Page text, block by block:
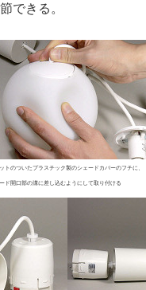
できる。
トのついたプラスチック製のシェードカバーのフチに、
ド開口部の溝に差し込むようにして取り付ける